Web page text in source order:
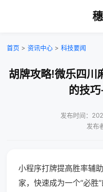
首页 > 资讯中心 > 科技要闻
胡牌攻略!微乐四川
的技
发布时间：
发布
小程序打牌提高胜率辅
家，快速成为一个“必胜